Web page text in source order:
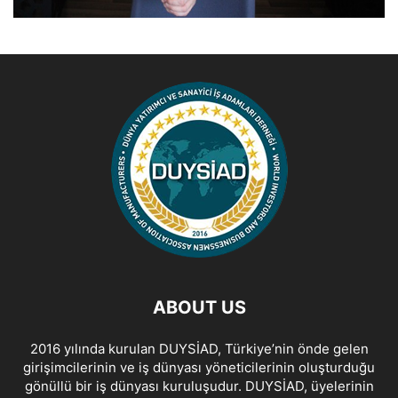
ABOUT US
2016 yılında kurulan DUYSİAD, Türkiye’nin önde gelen
girişimcilerinin ve iş dünyası yöneticilerinin oluşturduğu
gönüllü bir iş dünyası kuruluşudur. DUYSİAD, üyelerinin